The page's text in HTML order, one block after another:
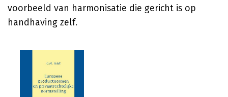
voorbeeld van harmonisatie die gericht is op
handhaving zelf.